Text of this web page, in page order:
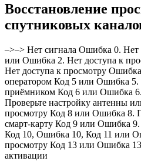
Восстановление
спутниковых
–>–> Нет сигнала Ошибка 0. Нет
или Ошибка 2. Нет доступа к
Нет доступа к просмотру
оператором Код 5 или Ошибка 5.
приёмником Код 6 или Ошибка
Проверьте настройку антенны
просмотру Код 8 или Ошибка 8.
смарт-карту Код 9 или Ошибка
Код 10, Ошибка 10, Код 11 или
просмотру Код 13 или Ошибка
активации